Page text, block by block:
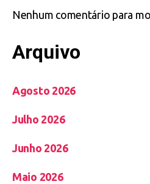
Nenhum comentário para
Arquivo
Agosto 2026
Julho 2026
Junho 2026
Maio 2026